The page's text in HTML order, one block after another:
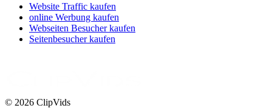
Website Traffic kaufen
online Werbung kaufen
Webseiten Besucher kaufen
Seitenbesucher kaufen
© 2026 ClipVids